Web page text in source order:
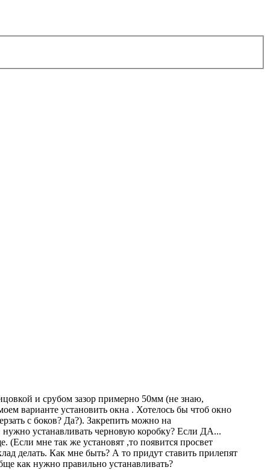
и срубом зазор примерно 50мм (не знаю,
варианте установить окна . Хотелось бы чтоб окно
с боков? Да?). Закрепить можно на
устанавливать черновую коробку? Если ДА...
мне так же установят ,то появится просвет
делать. Как мне быть? А то придут ставить прилепят
как нужно правильно устанавливать?